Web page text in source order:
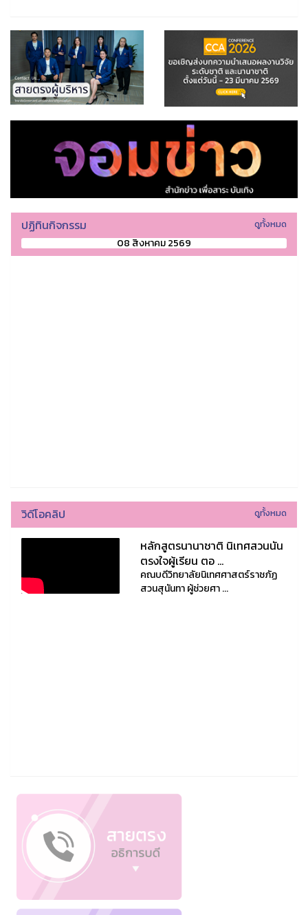
ปฏิทินกิจกรรม ดูทั้งหมด
08 สิงหาคม 2569
วิดีโอคลิป ดูทั้งหมด
หลักสูตรนานาชาติ นิเทศสวนนัน
ตรงใจผู้เรียน ตอ ...
คณบดีวิทยาลัยนิเทศศาสตร์ราชภัฏ
สวนสุนันทา ผู้ช่วยศา ...